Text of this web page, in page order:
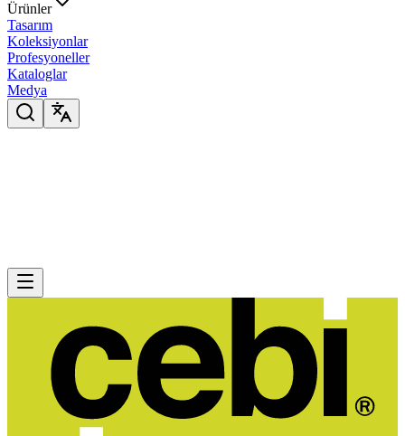
Ürünler
Tasarım
Koleksiyonlar
Profesyoneller
Kataloglar
Medya